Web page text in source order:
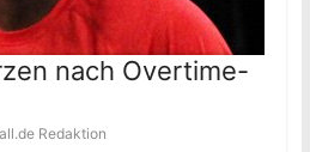
nach Overtime-
Redaktion